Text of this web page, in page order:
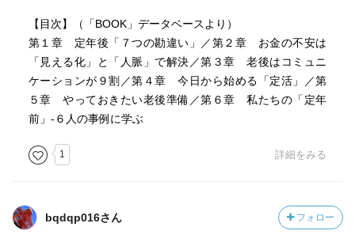
【目次】（「BOOK」データベースより）
第１章 定年後「７つの勘違い」／第２章 お金の不安は
「見える化」と「人脈」で解決／第３章 老後はコミュニ
ケーションが９割／第４章 今日から始める「定活」／第
５章 やっておきたい老後準備／第６章 私たちの「定年
前」-６人の事例に学ぶ
1 詳細をみる
bqdqp016さん フォロー